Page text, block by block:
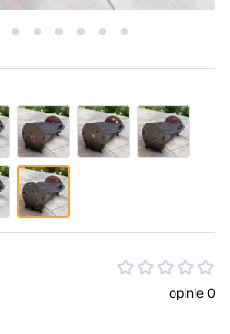
opinie 0